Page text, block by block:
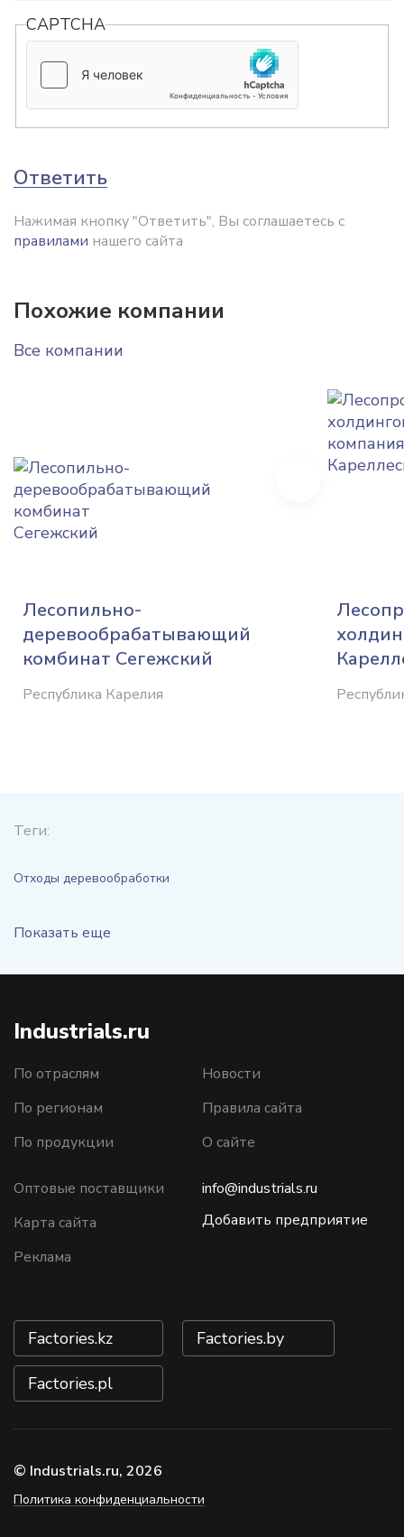
CAPTCHA
Ответить
Нажимая кнопку "Ответить", Вы соглашаетесь с
правилами нашего сайта
Похожие компании
Все компании
Лесопильно-
деревообрабатывающий
комбинат Сегежский
Республика Карелия
Next
Теги:
Отходы деревообработки
Показать еще
Industrials.ru
По отраслям
По регионам
По продукции
Новости
Правила сайта
О сайте
Оптовые поставщики
Карта сайта
Реклама
info@industrials.ru
Добавить предприятие
Factories.kz Factories.by
Factories.pl
© Industrials.ru, 2026
Политика конфиденциальности